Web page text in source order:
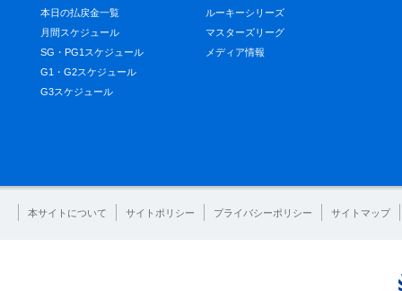
本日の払戻金一覧
月間スケジュール
SG・PG1スケジュール
G1・G2スケジュール
G3スケジュール
ルーキーシリーズ
マスターズリーグ
メディア情報
本サイトについて サイトポリシー プライバシーポリシー サイトマップ